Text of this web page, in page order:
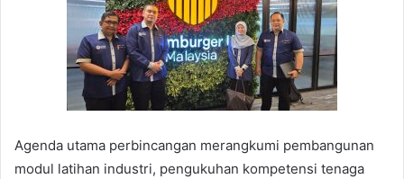
Agenda utama perbincangan merangkumi pembangunan
modul latihan industri, pengukuhan kompetensi tenaga